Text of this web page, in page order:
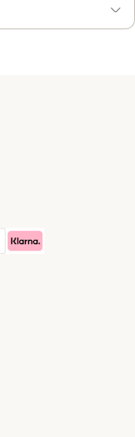
Method
Payment Method
Klarna Payment Method